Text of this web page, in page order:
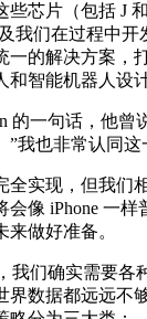
芯片（包括 J 和
我们在过程中开
一的解决方案，
智能机器人设计
一句话，他曾
我也非常认同这
实现，但我们
会像 iPhone 一
做好准备。
们确实需要各
界数据都远远不